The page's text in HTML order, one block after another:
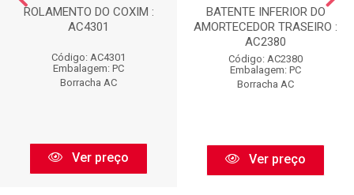
ROLAMENTO DO COXIM :
AC4301
Código: AC4301
Embalagem: PC
Borracha AC
Ver preço
BATENTE INFERIOR DO
AMORTECEDOR TRASEIRO :
AC2380
Código: AC2380
Embalagem: PC
Borracha AC
Ver preço